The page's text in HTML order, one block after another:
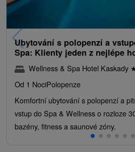
Ubytování s polopenzí a
Spa: Klienty jeden z nejlépe
Wellness & Spa Hotel Kaskady
Od 1 NociPolopenze
Komfortní ubytování s polopenzí a
vstup do Spa & Wellness o rozloze
bazény, fitness a saunové zóny.